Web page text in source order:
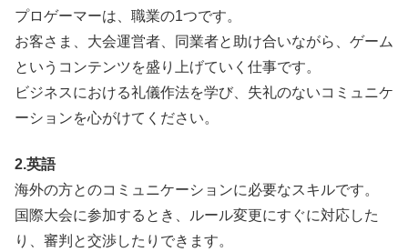
プロゲーマーは、職業の1つです。
お客さま、大会運営者、同業者と助け合いながら、ゲーム
というコンテンツを盛り上げていく仕事です。
ビジネスにおける礼儀作法を学び、失礼のないコミュニケ
ーションを心がけてください。
2.英語
海外の方とのコミュニケーションに必要なスキルです。
国際大会に参加するとき、ルール変更にすぐに対応した
り、審判と交渉したりできます。